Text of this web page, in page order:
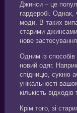
Джинси – це
гардеробі.
моди. В таких
старими
нове
Одним із
новий одяг.
спідницю, сукню
унікальності
кількість
Крім того, зі